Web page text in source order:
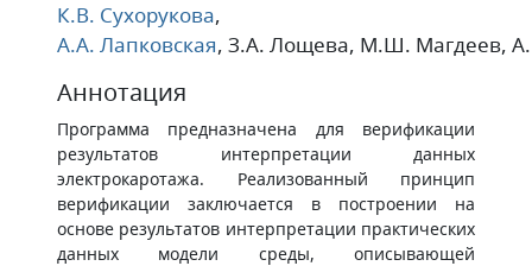
К.В. Сухорукова,
А.А. Лапковская, З.А. Лощева, М.Ш. Магдеев,
Аннотация
Программа предназначена для верификации
результатов интерпретации данных
электрокаротажа. Реализованный принцип
верификации заключается в построении на
основе результатов интерпретации практических
данных модели среды, описывающей